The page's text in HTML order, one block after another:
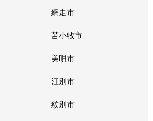
網走市
苫小牧市
美唄市
江別市
紋別市